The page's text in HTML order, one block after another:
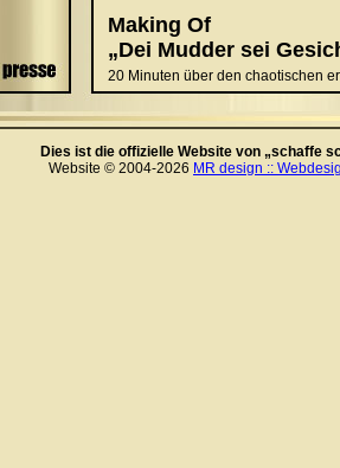
Dies ist die offizielle Website von „schaffe
Website © 2004-2026 MR design ::